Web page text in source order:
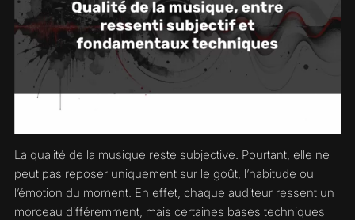
La qualité de la musique reste subjective. Pourtant, elle ne
peut pas reposer uniquement sur le goût, l’habitude ou
l’émotion du moment. En effet, chaque auditeur ressent un
morceau différemment, mais certaines bases techniques